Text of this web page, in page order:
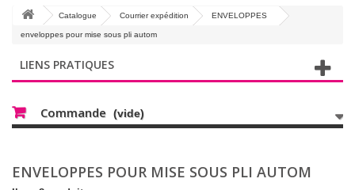
Catalogue Courrier expédition ENVELOPPES
enveloppes pour mise sous pli autom
LIENS PRATIQUES
Commande (vide)
ENVELOPPES POUR MISE SOUS PLI AUTOM